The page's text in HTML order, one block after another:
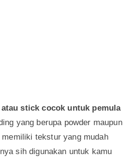
stick cocok untuk pemula
yang berupa powder maupun
tekstur yang mudah
sih digunakan untuk kamu